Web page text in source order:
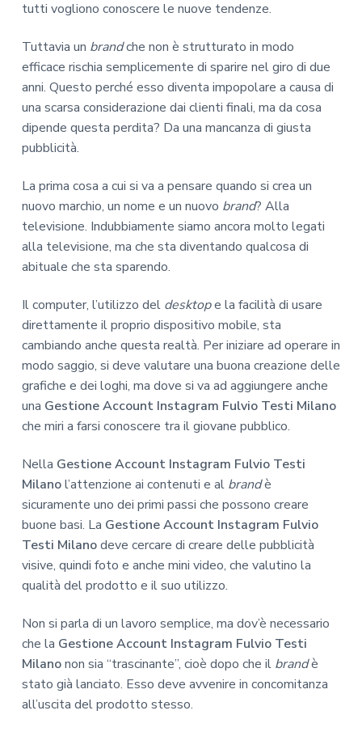
tutti vogliono conoscere le nuove tendenze.
Tuttavia un brandche non è strutturato in modo
efficace rischia semplicemente di sparire nel giro di due
anni. Questo perché esso diventa impopolare a causa di
una scarsa considerazione dai clienti finali, ma da cosa
dipende questa perdita? Da una mancanza di giusta
pubblicità.
La prima cosa a cui si va a pensare quando si crea un
nuovo marchio, un nome e un nuovo brand? Alla
televisione. Indubbiamente siamo ancora molto legati
alla televisione, ma che sta diventando qualcosa di
abituale che sta sparendo.
Il computer, l’utilizzo del desktope la facilità di usare
direttamente il proprio dispositivo mobile, sta
cambiando anche questa realtà. Per iniziare ad operare in
modo saggio, si deve valutare una buona creazione delle
grafiche e dei loghi, ma dove si va ad aggiungere anche
una Gestione Account Instagram Fulvio Testi Milano
che miri a farsi conoscere tra il giovane pubblico.
Nella Gestione Account Instagram Fulvio Testi
Milanol’attenzione ai contenuti e al brandè
sicuramente uno dei primi passi che possono creare
buone basi. La Gestione Account Instagram Fulvio
Testi Milanodeve cercare di creare delle pubblicità
visive, quindi foto e anche mini video, che valutino la
qualità del prodotto e il suo utilizzo.
Non si parla di un lavoro semplice, ma dov’è necessario
che la Gestione Account Instagram Fulvio Testi
Milanonon sia “trascinante”, cioè dopo che il brandè
stato già lanciato. Esso deve avvenire in concomitanza
all’uscita del prodotto stesso.